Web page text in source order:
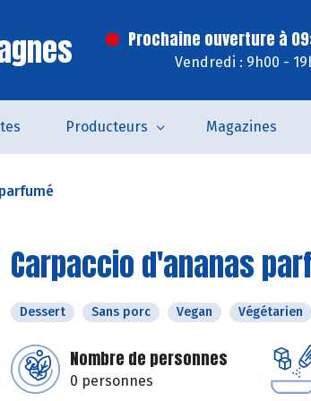
Prochaine ouverture à
Vendredi : 9h00 -
Producteurs Magazines
Carpaccio d'ananas
Dessert Sans porc Vegan Végétarien
Nombre de personnes
0 personnes